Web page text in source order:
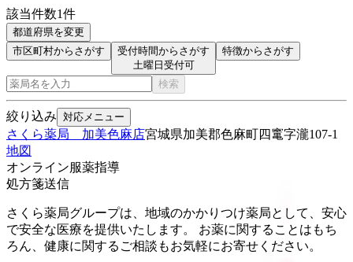
該当件数1件
都道府県を変更
市区町村からさがす
受付時間からさがす
土曜日受付可
特徴からさがす
検索
絞り込み 対応メニュー
さくら薬局 加美色麻店宮城県加美郡色麻町四竃字瀧107-1
地図
オンライン服薬指導
処方箋送信
さくら薬局グループは、地域のかかりつけ薬局として、安心
で安全な医療を提供いたします。 お薬に関することはもち
ろん、健康に関するご相談もお気軽にお寄せください。